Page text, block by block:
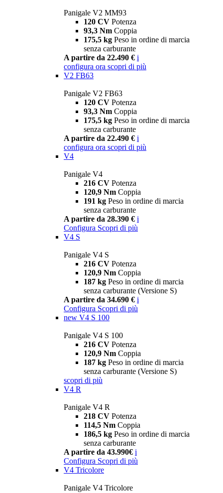
Panigale V2 MM93
120 CV Potenza
93,3 Nm Coppia
175,5 kg Peso in ordine di marcia
senza carburante
A partire da 22.490 € i
configura ora scopri di più
V2 FB63
Panigale V2 FB63
120 CV Potenza
93,3 Nm Coppia
175,5 kg Peso in ordine di marcia
senza carburante
A partire da 22.490 € i
configura ora scopri di più
V4
Panigale V4
216 CV Potenza
120,9 Nm Coppia
191 kg Peso in ordine di marcia
senza carburante
A partire da 28.390 € i
Configura Scopri di più
V4 S
Panigale V4 S
216 CV Potenza
120,9 Nm Coppia
187 kg Peso in ordine di marcia
senza carburante (Versione S)
A partire da 34.690 € i
Configura Scopri di più
new V4 S 100
Panigale V4 S 100
216 CV Potenza
120,9 Nm Coppia
187 kg Peso in ordine di marcia
senza carburante (Versione S)
scopri di più
V4 R
Panigale V4 R
218 CV Potenza
114,5 Nm Coppia
186,5 kg Peso in ordine di marcia
senza carburante
A partire da 43.990€ i
Configura Scopri di più
V4 Tricolore
Panigale V4 Tricolore